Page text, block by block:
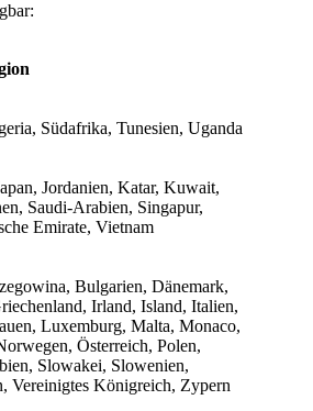
Südafrika, Tunesien, Uganda
Jordanien, Katar, Kuwait,
Saudi-Arabien, Singapur,
Emirate, Vietnam
Bulgarien, Dänemark,
Irland, Island, Italien,
Luxemburg, Malta, Monaco,
Österreich, Polen,
Slowakei, Slowenien,
Vereinigtes Königreich, Zypern